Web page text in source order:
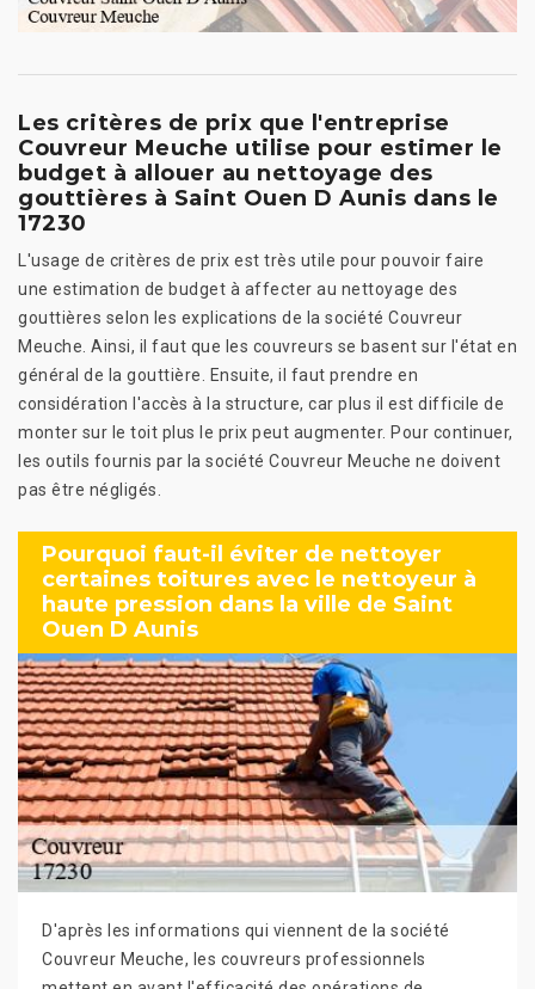
Les critères de prix que l'entreprise
Couvreur Meuche utilise pour estimer le
budget à allouer au nettoyage des
gouttières à Saint Ouen D Aunis dans le
17230
L'usage de critères de prix est très utile pour pouvoir faire
une estimation de budget à affecter au nettoyage des
gouttières selon les explications de la société Couvreur
Meuche. Ainsi, il faut que les couvreurs se basent sur l'état en
général de la gouttière. Ensuite, il faut prendre en
considération l'accès à la structure, car plus il est difficile de
monter sur le toit plus le prix peut augmenter. Pour continuer,
les outils fournis par la société Couvreur Meuche ne doivent
pas être négligés.
Pourquoi faut-il éviter de nettoyer
certaines toitures avec le nettoyeur à
haute pression dans la ville de Saint
Ouen D Aunis
D'après les informations qui viennent de la société
Couvreur Meuche, les couvreurs professionnels